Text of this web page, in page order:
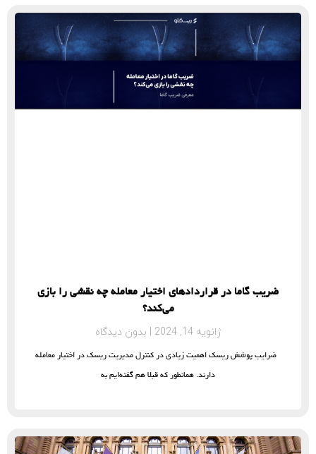
ضریب گاما در قراردادهای اختیار معامله چه نقشی را بازی
می‌کند؟
ژانویه 14, 2024 بدون دیدگاه
ضرایب پوشش ریسک اهمیت زیادی در کنترل مدیریت ریسک در اختیار معامله
دارند. همانطور که قبلا هم گفته‌ایم به